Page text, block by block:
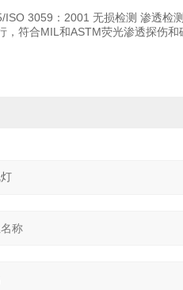
3059：2001 无损检测 渗透检
符合MIL和ASTM荧光渗透探伤和